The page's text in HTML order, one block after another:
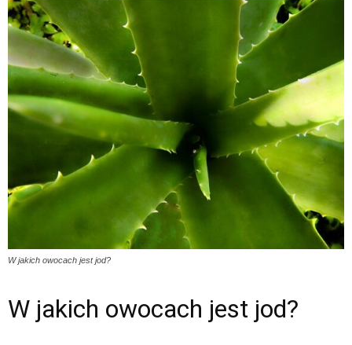
W jakich owocach jest jod?
W jakich owocach jest jod?